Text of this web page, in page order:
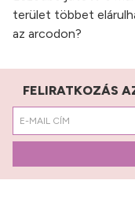
terület többet
az arcodon?
FELIRATKOZÁS